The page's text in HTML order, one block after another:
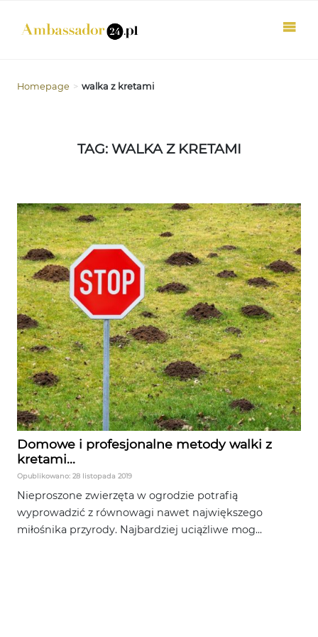
Homepage > walka z kretami
TAG: WALKA Z KRETAMI
Domowe i profesjonalne metody walki z
kretami...
Opublikowano: 28 listopada 2019
Nieproszone zwierzęta w ogrodzie potrafią
wyprowadzić z równowagi nawet największego
miłośnika przyrody. Najbardziej uciążliwe mog...